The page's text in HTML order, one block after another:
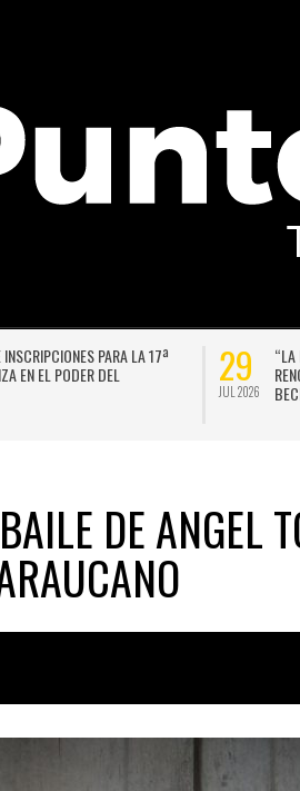
VUELVE CON UNA VERSIÓN
BAJO LA DIRECCIÓN DE GUSTAVO
JUL
DE ANGEL